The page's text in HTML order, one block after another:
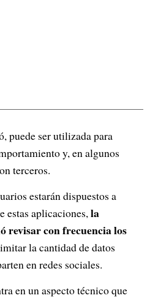
puede ser utilizada para
y, en algunos
terceros.
estarán dispuestos a
estas aplicaciones,la
revisar con frecuencia los
la cantidad de datos
en redes sociales.
en un aspecto técnico que